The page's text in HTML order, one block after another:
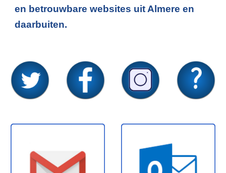
en betrouwbare websites uit Almere en
daarbuiten.